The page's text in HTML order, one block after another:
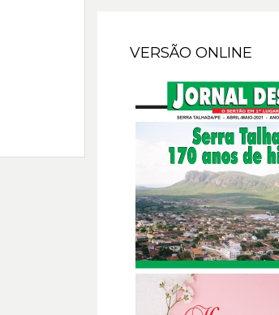
VERSÃO ONLINE